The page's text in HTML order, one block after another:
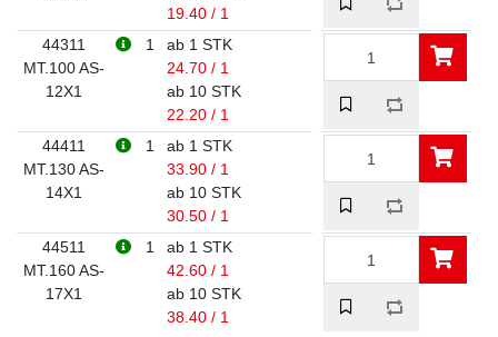
19.40 / 1
44311
MT.100 AS-
12X1
1
ab 1 STK
24.70 / 1
ab 10 STK
22.20 / 1
44411
MT.130 AS-
14X1
1
ab 1 STK
33.90 / 1
ab 10 STK
30.50 / 1
44511
MT.160 AS-
17X1
1
ab 1 STK
42.60 / 1
ab 10 STK
38.40 / 1